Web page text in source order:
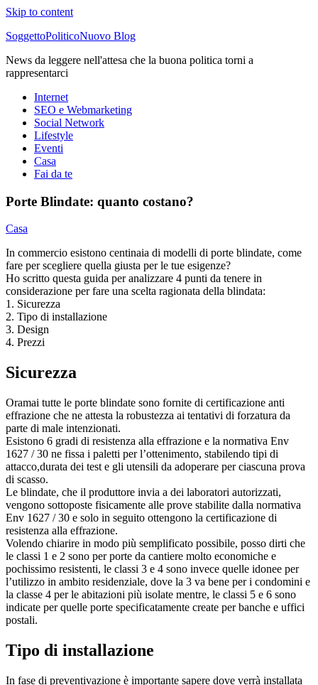
Skip to content
SoggettoPoliticoNuovo Blog
News da leggere nell'attesa che la buona politica torni a
rappresentarci
Internet
SEO e Webmarketing
Social Network
Lifestyle
Eventi
Casa
Fai da te
Porte Blindate: quanto costano?
Casa
In commercio esistono centinaia di modelli di porte blindate, come
fare per scegliere quella giusta per le tue esigenze?
Ho scritto questa guida per analizzare 4 punti da tenere in
considerazione per fare una scelta ragionata della blindata:
1. Sicurezza
2. Tipo di installazione
3. Design
4. Prezzi
Sicurezza
Oramai tutte le porte blindate sono fornite di certificazione anti
effrazione che ne attesta la robustezza ai tentativi di forzatura da
parte di male intenzionati.
Esistono 6 gradi di resistenza alla effrazione e la normativa Env
1627 / 30 ne fissa i paletti per l’ottenimento, stabilendo tipi di
attacco,durata dei test e gli utensili da adoperare per ciascuna prova
di scasso.
Le blindate, che il produttore invia a dei laboratori autorizzati,
vengono sottoposte fisicamente alle prove stabilite dalla normativa
Env 1627 / 30 e solo in seguito ottengono la certificazione di
resistenza alla effrazione.
Volendo chiarire in modo più semplificato possibile, posso dirti che
le classi 1 e 2 sono per porte da cantiere molto economiche e
pochissimo resistenti, le classi 3 e 4 sono invece quelle idonee per
l’utilizzo in ambito residenziale, dove la 3 va bene per i condomini e
la classe 4 per le abitazioni più isolate mentre, le classi 5 e 6 sono
indicate per quelle porte specificatamente create per banche e uffici
postali.
Tipo di installazione
In fase di preventivazione è importante sapere dove verrà installata